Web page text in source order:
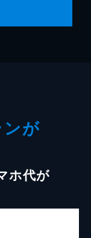
が
ホ代が